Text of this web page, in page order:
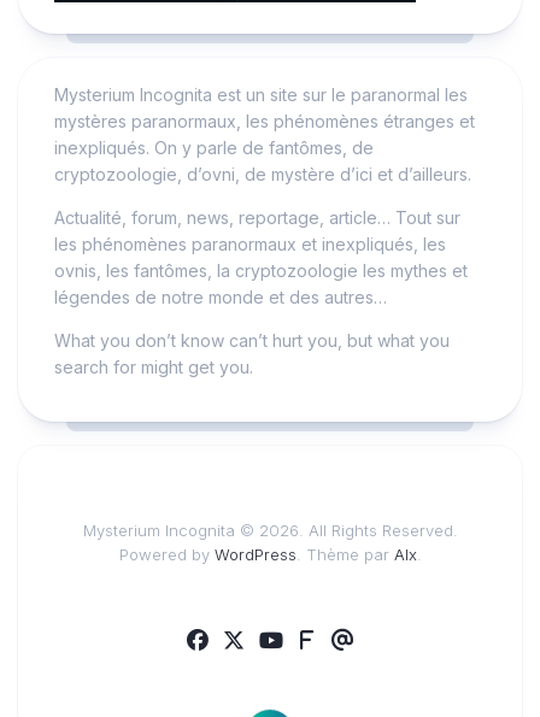
Mysterium Incognita est un site sur le paranormal les
mystères paranormaux, les phénomènes étranges et
inexpliqués. On y parle de fantômes, de
cryptozoologie, d’ovni, de mystère d’ici et d’ailleurs.
Actualité, forum, news, reportage, article… Tout sur
les phénomènes paranormaux et inexpliqués, les
ovnis, les fantômes, la cryptozoologie les mythes et
légendes de notre monde et des autres…
What you don’t know can’t hurt you, but what you
search for might get you.
Mysterium Incognita © 2026. All Rights Reserved.
Powered by WordPress . Thème par Alx